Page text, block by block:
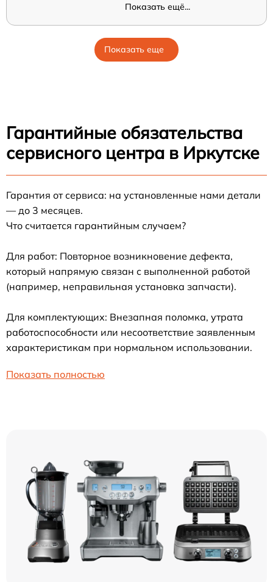
Показать ещё...
Показать еще
Гарантийные обязательства
сервисного центра в Иркутске
Гарантия от сервиса: на установленные нами детали
— до 3 месяцев.
Что считается гарантийным случаем?
Для работ: Повторное возникновение дефекта,
который напрямую связан с выполненной работой
(например, неправильная установка запчасти).
Для комплектующих: Внезапная поломка, утрата
работоспособности или несоответствие заявленным
характеристикам при нормальном использовании.
Показать полностью